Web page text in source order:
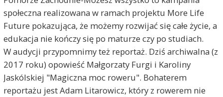
społeczna realizowana w ramach projektu More Life
Future pokazująca, że możemy rozwijać się całe życie, a
edukacja nie kończy się po maturze czy po studiach.
W audycji przypomnimy też reportaż. Dziś archiwalna (z
2017 roku) opowieść Małgorzaty Furgi i Karoliny
Jaskólskiej "Magiczna moc roweru". Bohaterem
reportażu jest Adam Litarowicz, który z rowerem nie